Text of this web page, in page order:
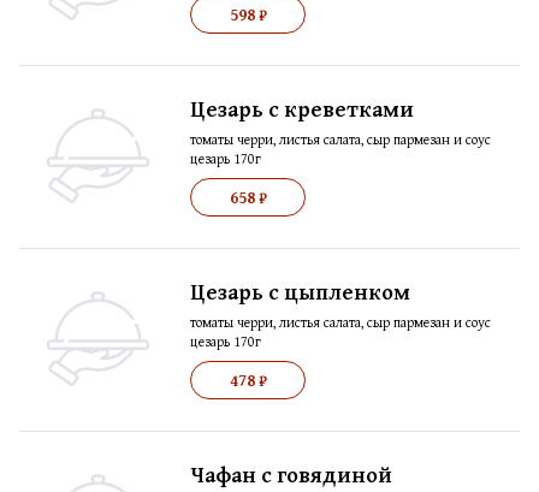
598 ₽
Цезарь с креветками
томаты черри, листья салата, сыр пармезан и соус
цезарь 170г
658 ₽
Цезарь с цыпленком
томаты черри, листья салата, сыр пармезан и соус
цезарь 170г
478 ₽
Чафан с говядиной